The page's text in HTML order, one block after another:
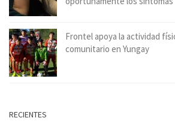
Frontel apoya la actividad
comunitario en Yungay
RECIENTES